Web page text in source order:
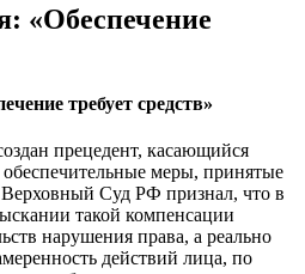
«Обеспечение
требует средств»
прецедент, касающийся
меры, принятые
Суд РФ признал, что в
такой компенсации
нарушения права, а реально
действий лица, по